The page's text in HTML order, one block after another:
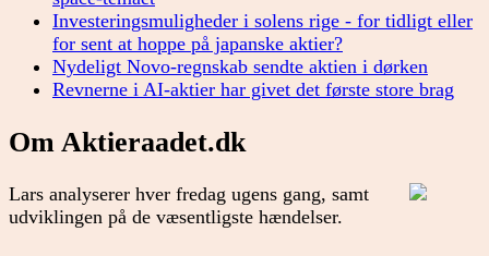
Investeringsmuligheder i solens rige - for tidligt eller
for sent at hoppe på japanske aktier?
Nydeligt Novo-regnskab sendte aktien i dørken
Revnerne i AI-aktier har givet det første store brag
Om Aktieraadet.dk
Lars analyserer hver fredag ugens gang, samt
udviklingen på de væsentligste hændelser.